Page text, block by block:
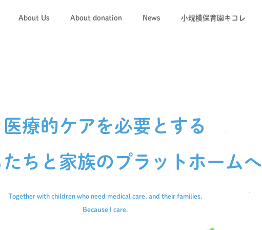
About Us About donation News 小規模保育園キコレ
医療的ケアを必要とする
ちと 家族のプラットホームへ
Together with children who need medical care, and their families.
Because I care.